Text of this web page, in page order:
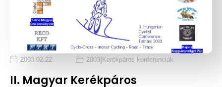
2003.02.22. 2003 Kerékpáros konferenciák
II. Magyar Kerékpáros